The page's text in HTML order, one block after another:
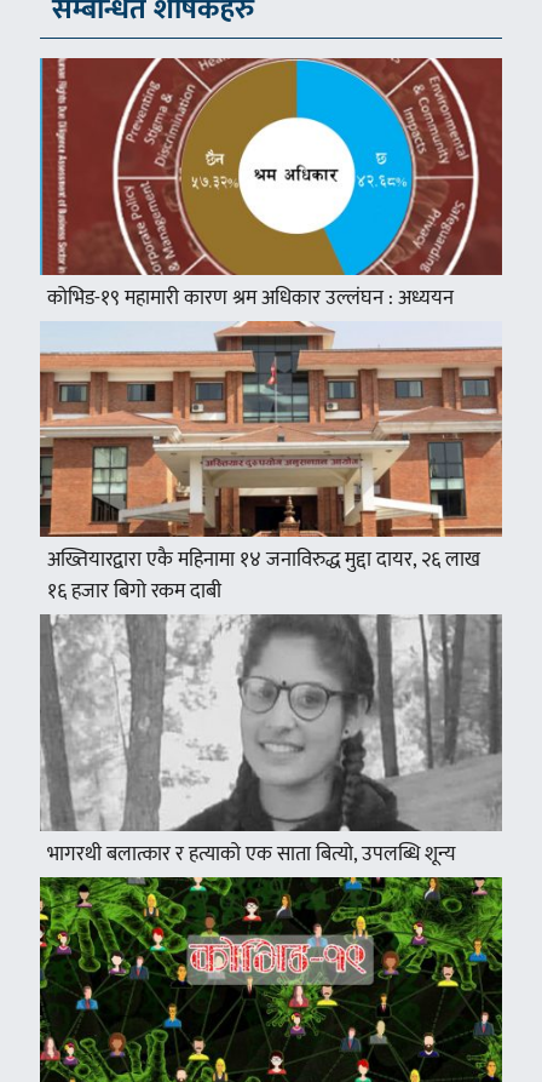
कोभिड-१९ महामारी कारण श्रम अधिकार उल्लंघन : अध्ययन
अख्तियारद्वारा एकै महिनामा १४ जनाविरुद्ध मुद्दा दायर, २६ लाख
१६ हजार बिगो रकम दाबी
भागरथी बलात्कार र हत्याको एक साता बित्यो, उपलब्धि शून्य